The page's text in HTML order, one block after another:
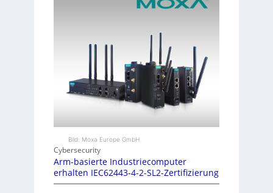
Bild: Moxa Europe GmbH
Cybersecurity
Arm-basierte Industriecomputer
erhalten IEC62443-4-2-SL2-Zertifizierung